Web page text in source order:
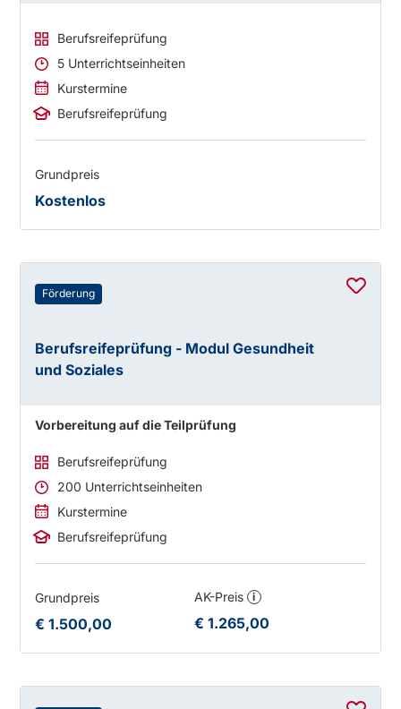
Berufsreifeprüfung
5 Unterrichtseinheiten
Kurstermine
Berufsreifeprüfung
Grundpreis
Kostenlos
Förderung
Berufsreifeprüfung - Modul Gesundheit
und Soziales
Vorbereitung auf die Teilprüfung
Berufsreifeprüfung
200 Unterrichtseinheiten
Kurstermine
Berufsreifeprüfung
Grundpreis
€ 1.500,00
AK-Preis i
€ 1.265,00